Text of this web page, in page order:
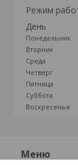
Режим
День
Понедельник
Вторник
Среда
Четверг
Пятница
Суббота
Воскресенье
Меню